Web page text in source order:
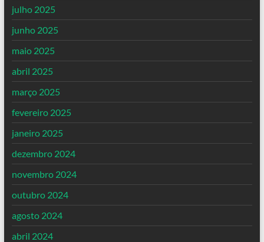
julho 2025
junho 2025
maio 2025
abril 2025
março 2025
fevereiro 2025
janeiro 2025
dezembro 2024
novembro 2024
outubro 2024
agosto 2024
abril 2024